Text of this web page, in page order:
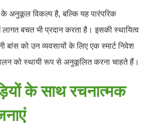
के अनुकूल विकल्प है, बल्कि यह पारंपरिक
लागत बचत भी प्रदान करता है। इसकी स्थायित्व
को उन व्यवसायों के लिए एक स्मार्ट निवेश
को स्थायी रूप से अनुकूलित करना चाहते हैं।
के साथ रचनात्मक